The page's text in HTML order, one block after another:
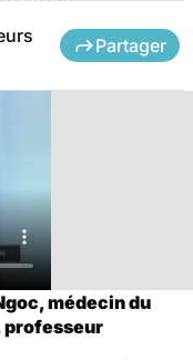
Partager
médecin du
professeur